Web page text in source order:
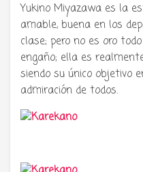
Yukino Miyazawa es la
amable, buena en los
clase; pero no es oro
engaño; ella es
siendo su único objetivo
admiración de todos.